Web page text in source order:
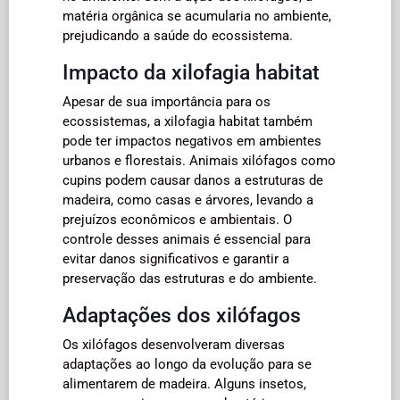
matéria orgânica se acumularia no ambiente,
prejudicando a saúde do ecossistema.
Impacto da xilofagia habitat
Apesar de sua importância para os
ecossistemas, a xilofagia habitat também
pode ter impactos negativos em ambientes
urbanos e florestais. Animais xilófagos como
cupins podem causar danos a estruturas de
madeira, como casas e árvores, levando a
prejuízos econômicos e ambientais. O
controle desses animais é essencial para
evitar danos significativos e garantir a
preservação das estruturas e do ambiente.
Adaptações dos xilófagos
Os xilófagos desenvolveram diversas
adaptações ao longo da evolução para se
alimentarem de madeira. Alguns insetos,